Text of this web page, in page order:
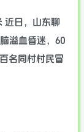
近日，山东聊
溢血昏迷，60
名同村村民冒